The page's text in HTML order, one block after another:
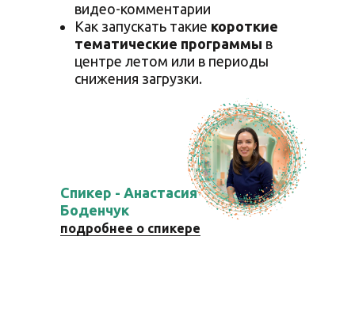
видео-комментарии
Как запускать такие короткие
тематические программы в
центре летом или в периоды
снижения загрузки.
подробнее о спикере
Спикер - Анастасия
Боденчук